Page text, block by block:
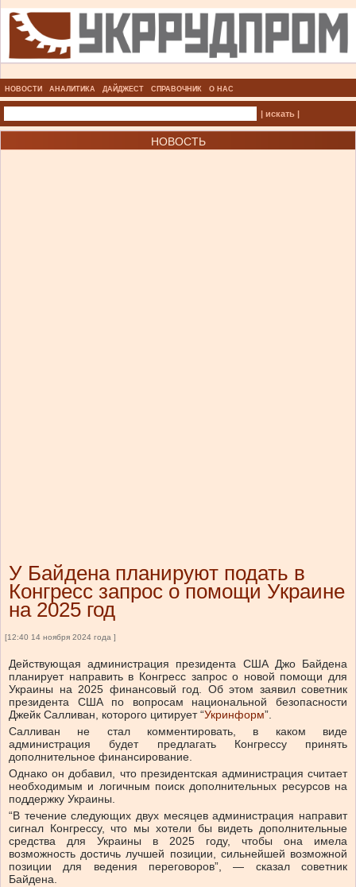
НОВОСТИ АНАЛИТИКА ДАЙДЖЕСТ СПРАВОЧНИК О НАС
| искать |
НОВОСТЬ
У Байдена планируют подать в
Конгресс запрос о помощи Украине
на 2025 год
[12:40 14 ноября 2024 года ]
Действующая администрация президента США Джо Байдена
планирует направить в Конгресс запрос о новой помощи для
Украины на 2025 финансовый год. Об этом заявил советник
президента США по вопросам национальной безопасности
Джейк Салливан, которого цитирует “Укринформ”.
Салливан не стал комментировать, в каком виде
администрация будет предлагать Конгрессу принять
дополнительное финансирование.
Однако он добавил, что президентская администрация считает
необходимым и логичным поиск дополнительных ресурсов на
поддержку Украины.
“В течение следующих двух месяцев администрация направит
сигнал Конгрессу, что мы хотели бы видеть дополнительные
средства для Украины в 2025 году, чтобы она имела
возможность достичь лучшей позиции, сильнейшей возможной
позиции для ведения переговоров”, — сказал советник
Байдена.